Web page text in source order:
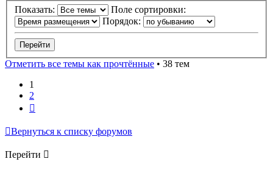
Показать:
Поле сортировки:
Порядок:
Отметить все темы как прочтённые • 38 тем
1
2
Вернуться к списку форумов
Перейти